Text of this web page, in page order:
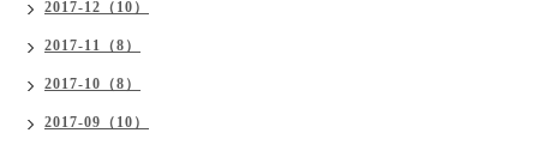
2017-12（10）
2017-11（8）
2017-10（8）
2017-09（10）